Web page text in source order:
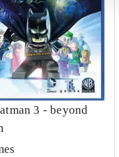
3 - beyond